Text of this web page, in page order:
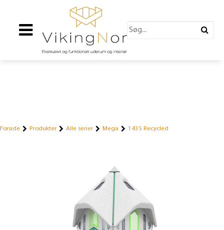
Forside Produkter Alle serier Mega 1435 Recycled